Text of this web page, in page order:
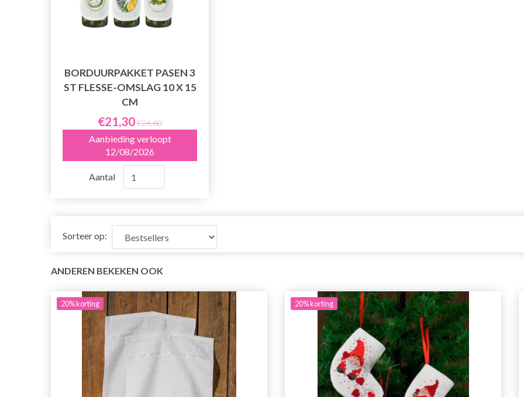
BORDUURPAKKET PASEN 3
ST FLESSE-OMSLAG 10 X 15
CM
€21,30€26,60
Aanbieding verloopt
12/08/2026
Aantal
Sorteer op:
ANDEREN BEKEKEN OOK
20%korting 20%korting